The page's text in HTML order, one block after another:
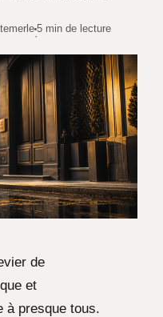
·
5 min de lecture
de
et
à presque tous.